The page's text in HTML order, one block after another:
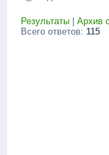
Результаты
Архив
Всего ответов: 115